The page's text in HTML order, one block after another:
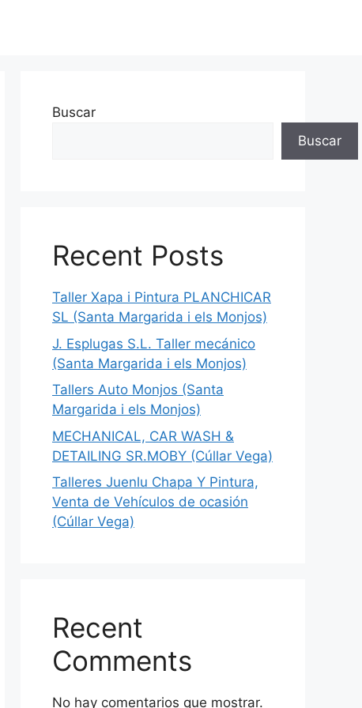
Buscar
Buscar
Recent Posts
Taller Xapa i Pintura PLANCHICAR
SL (Santa Margarida i els Monjos)
J. Esplugas S.L. Taller mecánico
(Santa Margarida i els Monjos)
Tallers Auto Monjos (Santa
Margarida i els Monjos)
MECHANICAL, CAR WASH &
DETAILING SR.MOBY (Cúllar Vega)
Talleres Juenlu Chapa Y Pintura,
Venta de Vehículos de ocasión
(Cúllar Vega)
Recent
Comments
No hay comentarios que mostrar.